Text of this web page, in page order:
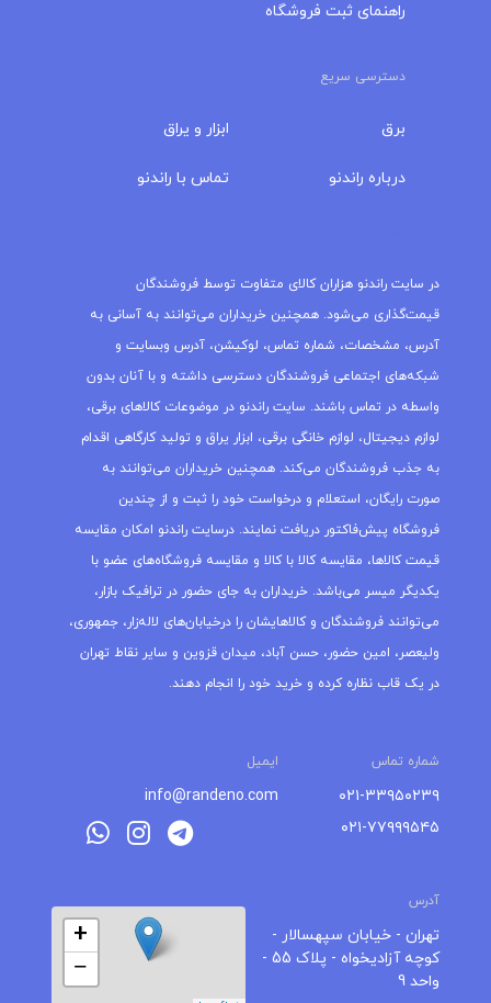
راهنمای ثبت فروشگاه
دسترسی سریع
برق
درباره‌ راندنو
ابزار و یراق
تماس با راندنو
در سایت راندنو هزاران کالای متفاوت توسط فروشندگان
قیمت‌گذاری می‌شود. همچنین خریداران می‌توانند به آسانی به
آدرس، مشخصات، شماره تماس، لوکیشن، آدرس وبسایت و
شبکه‌های اجتماعی فروشندگان دسترسی داشته و با آنان بدون
واسطه در تماس باشند. سایت راندنو در موضوعات کالاهای برقی،
لوازم دیجیتال، لوازم خانگی برقی، ابزار یراق و تولید کارگاهی اقدام
به جذب فروشندگان می‌کند. همچنین خریداران می‌توانند به
صورت رایگان، استعلام و درخواست خود را ثبت و از چندین
فروشگاه پیش‌فاکتور دریافت نمایند. درسایت راندنو امکان مقایسه
قیمت کالاها، مقایسه کالا با کالا و مقایسه فروشگاه‌های عضو با
یکدیگر میسر می‌باشد. خریداران به جای حضور در ترافیک بازار،
می‌توانند فروشندگان و کالاهایشان را درخیابان‌های لاله‌زار، جمهوری،
ولیعصر، امین حضور، حسن آباد، میدان قزوین و سایر نقاط تهران
در یک قاب نظاره کرده و خرید خود را انجام دهند.
شماره تماس ایمیل
۰۲۱-۳۳۹۵۰۲۳۹
۰۲۱-۷۷۹۹۹۵۴۵
info@randeno.com
آدرس
تهران - خیابان سپهسالار -
کوچه آزادیخواه - پلاک 55 -
واحد 9
+
−